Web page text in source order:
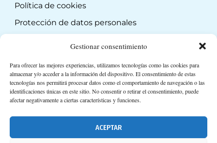
Gestionar consentimiento
Para ofrecer las mejores experiencias, utilizamos tecnologías como las cookies para
almacenar y/o acceder a la información del dispositivo. El consentimiento de estas
tecnologías nos permitirá procesar datos como el comportamiento de navegación o las
identificaciones únicas en este sitio. No consentir o retirar el consentimiento, puede
afectar negativamente a ciertas características y funciones.
ACEPTAR
Política de cookies
Protección de datos personales